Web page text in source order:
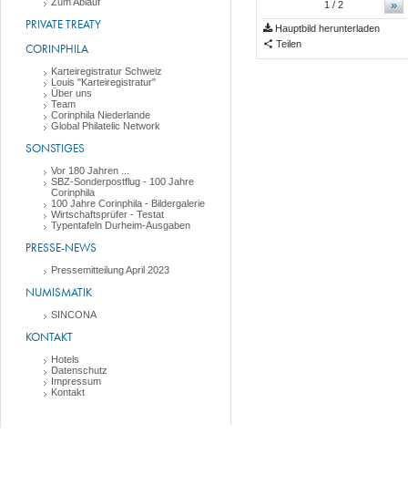
PRIVATE TREATY
CORINPHILA
Karteiregistratur Schweiz
Louis "Karteiregistratur"
Über uns
Team
Corinphila Niederlande
Global Philatelic Network
SONSTIGES
Vor 180 Jahren ...
SBZ-Sonderpostflug - 100 Jahre
Corinphila
100 Jahre Corinphila - Bildergalerie
Wirtschaftsprüfer - Testat
Typentafeln Durheim-Ausgaben
PRESSE-NEWS
Pressemitteilung April 2023
NUMISMATIK
SINCONA
KONTAKT
Hotels
Datenschutz
Impressum
Kontakt
»
1 / 2
Hauptbild herunterladen
Teilen